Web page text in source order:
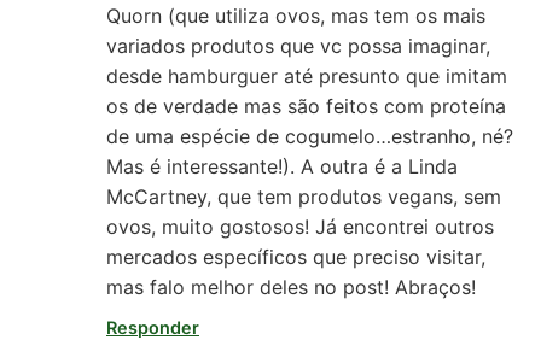
Quorn (que utiliza ovos, mas tem os mais
variados produtos que vc possa imaginar,
desde hamburguer até presunto que imitam
os de verdade mas são feitos com proteína
de uma espécie de cogumelo…estranho, né?
Mas é interessante!). A outra é a Linda
McCartney, que tem produtos vegans, sem
ovos, muito gostosos! Já encontrei outros
mercados específicos que preciso visitar,
mas falo melhor deles no post! Abraços!
Responder